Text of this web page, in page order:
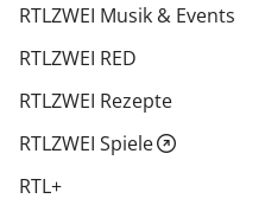
RTLZWEI Musik & Events
RTLZWEI RED
RTLZWEI Rezepte
RTLZWEI Spiele
RTL+